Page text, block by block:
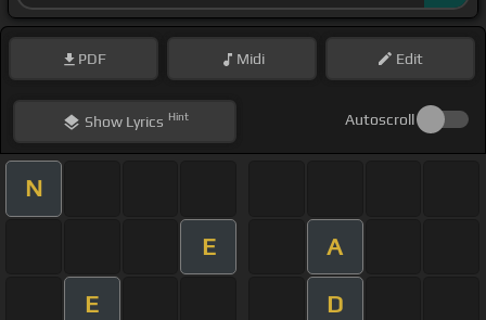
PDF Midi Edit
ShowLyrics Hint Autoscroll
N
E A
E D